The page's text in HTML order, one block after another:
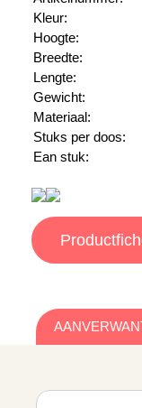
Kleur:
Hoogte:
Breedte:
Lengte:
Gewicht:
Materiaal:
Stuks per doos:
Ean stuk: